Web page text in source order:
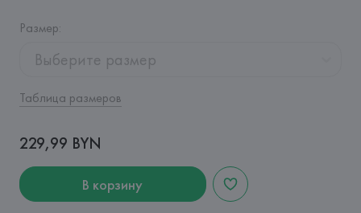
Размер:
Выберите размер
Таблица размеров
229,99 BYN
В корзину